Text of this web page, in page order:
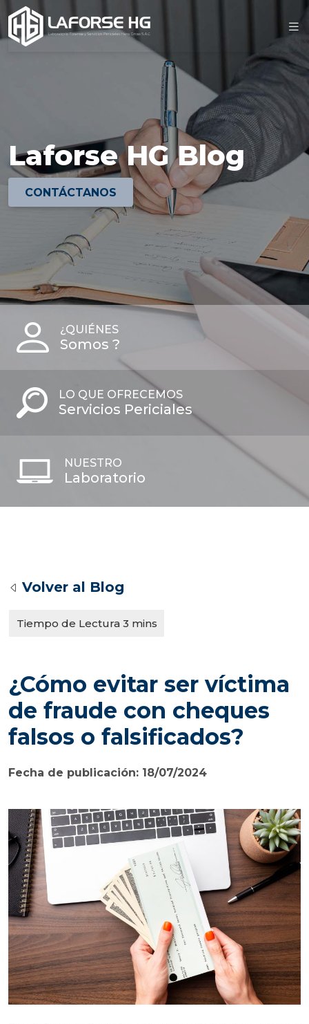
Laforse HG Blog
CONTÁCTANOS
¿QUIÉNES
Somos ?
LO QUE OFRECEMOS
Servicios Periciales
NUESTRO
Laboratorio
Volver al Blog
¿Cómo evitar ser víctima
de fraude con cheques
falsos o falsificados?
Fecha de publicación: 18/07/2024